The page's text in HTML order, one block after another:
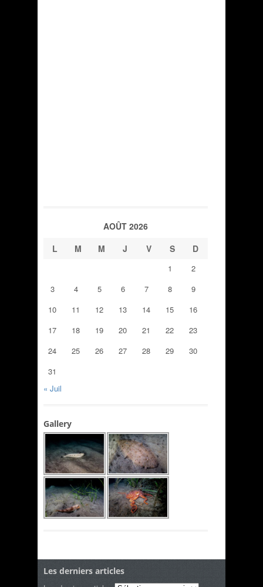
AOÛT 2026
L
M M J V S D
1
2
3
4 5 6 7 8
9
10
11 12 13 14 15
16
17
18 19 20 21 22
23
24
25 26 27 28 29
30
31
« Juil
Gallery
Les derniers articles